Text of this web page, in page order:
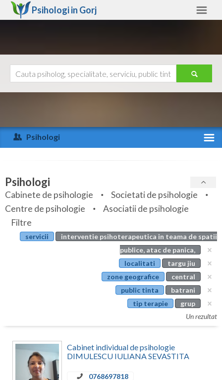
Psihologi in Gorj
Arad
Arges
Bihor
Bistrita-Nasaud
Botosani
Calarasi
Ajutor
Psihologi
Specialitati
Servicii
Articole
Evenimente
Psihologi
Cabinete de psihologie
Societati de psihologie
Centre de psihologie
Asociatii de psihologie
Filtre
servicii
interventie psihoterapeutica in teama de spatii
publice, atac de panica,
localitati
targu jiu
zone geografice
central
public tinta
batrani
tip terapie
grup
Un rezultat
Cabinet individual de psihologie
DIMULESCU IULIANA SEVASTITA
0768697818